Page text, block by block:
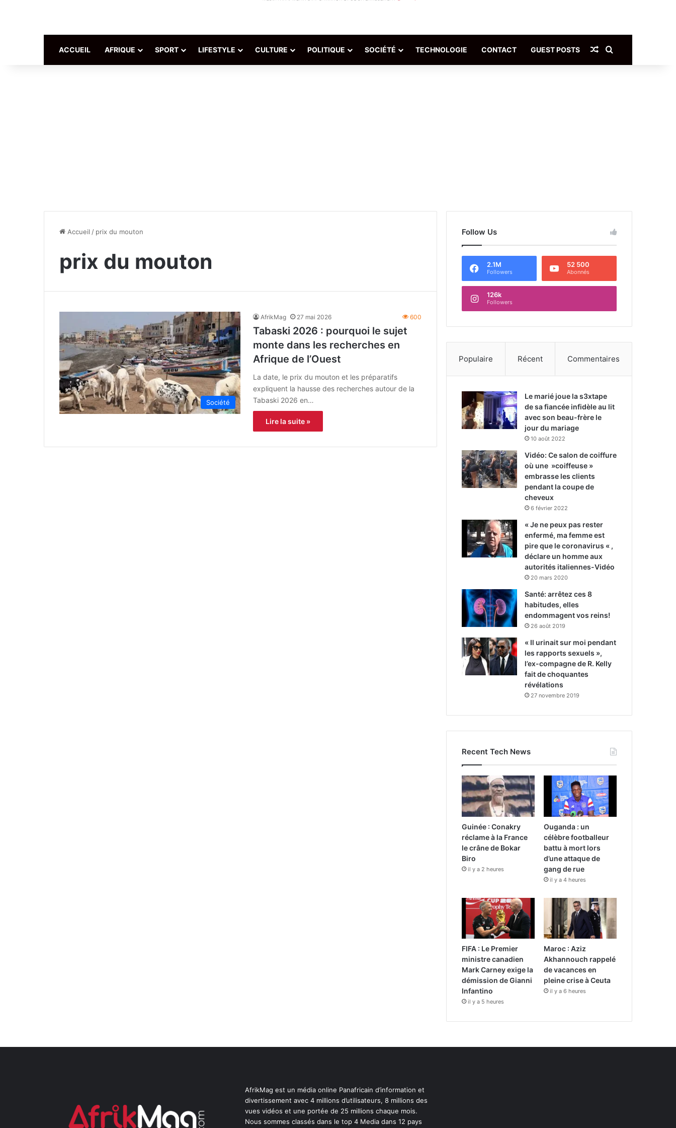
ACCUEIL AFRIQUE SPORT LIFESTYLE CULTURE POLITIQUE SOCIÉTÉ TECHNOLOGIE CONTACT GUEST POSTS Article Aléatoire
Accueil / prix du mouton
prix du mouton
Société
AfrikMag 27 mai 2026 600
Tabaski 2026 : pourquoi le sujet
monte dans les recherches en
Afrique de l’Ouest
La date, le prix du mouton et les préparatifs
expliquent la hausse des recherches autour de la
Tabaski 2026 en…
Lire la suite »
Follow Us
2.1M
Followers
52 500
Abonnés
126k
Followers
Populaire Récent Commentaires
Le marié joue la s3xtape
de sa fiancée infidèle au lit
avec son beau-frère le
jour du mariage
10 août 2022
Vidéo: Ce salon de coiffure
où une »coiffeuse »
embrasse les clients
pendant la coupe de
cheveux
6 février 2022
« Je ne peux pas rester
enfermé, ma femme est
pire que le coronavirus « ,
déclare un homme aux
autorités italiennes-Vidéo
20 mars 2020
Santé: arrêtez ces 8
habitudes, elles
endommagent vos reins!
26 août 2019
« Il urinait sur moi pendant
les rapports sexuels »,
l’ex-compagne de R. Kelly
fait de choquantes
révélations
27 novembre 2019
Recent Tech News
Guinée : Conakry
réclame à la France
le crâne de Bokar
Biro
il y a 2 heures
Ouganda : un
célèbre footballeur
battu à mort lors
d’une attaque de
gang de rue
il y a 4 heures
FIFA : Le Premier
ministre canadien
Mark Carney exige la
démission de Gianni
Infantino
il y a 5 heures
Maroc : Aziz
Akhannouch rappelé
de vacances en
pleine crise à Ceuta
il y a 6 heures
AfrikMag est un média online Panafricain d’information et
divertissement avec 4 millions d’utilisateurs, 8 millions des
vues vidéos et une portée de 25 millions chaque mois.
Nous sommes classés dans le top 4 Media dans 12 pays